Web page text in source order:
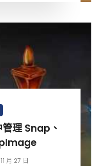
理 Snap、
月 27 日